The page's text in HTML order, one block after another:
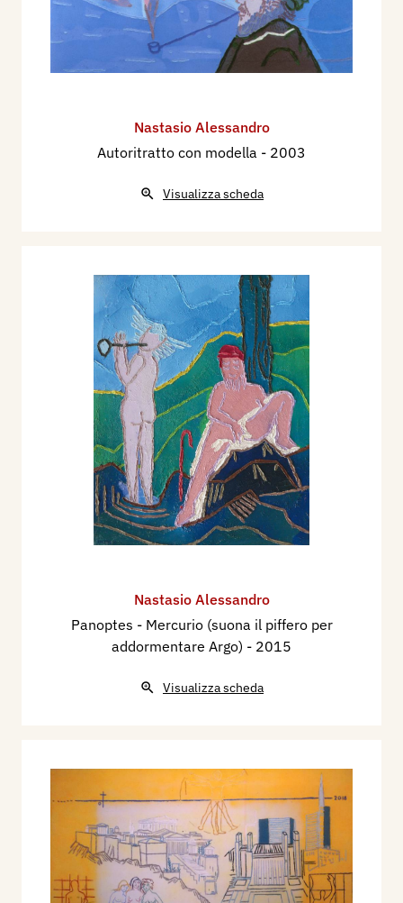
Nastasio Alessandro
Autoritratto con modella - 2003
Visualizza scheda
Nastasio Alessandro
Panoptes - Mercurio (suona il piffero per
addormentare Argo) - 2015
Visualizza scheda